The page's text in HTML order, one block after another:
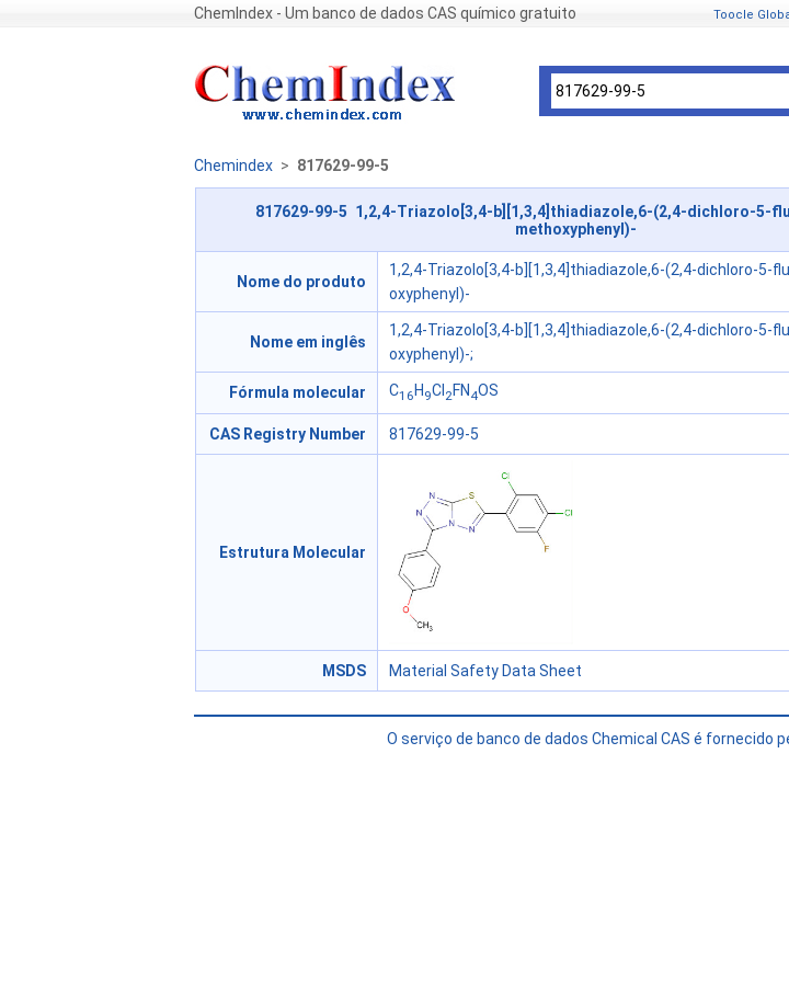
ChemIndex - Um banco de dados CAS químico gratuito Toocle
Chemindex > 817629-99-5
817629-99-5 1,2,4-Triazolo[3,4-b][1,3,4]thiadiazole,6-(2,4-dichloro-5-
methoxyphenyl)-
Nome do produto
1,2,4-Triazolo[3,4-b][1,3,4]thiadiazole,6-(2,4-dichloro-5-
oxyphenyl)-
Nome em inglês
1,2,4-Triazolo[3,4-b][1,3,4]thiadiazole,6-(2,4-dichloro-5-
oxyphenyl)-;
Fórmula molecular C16 H 9Cl 2FN 4OS
CAS Registry Number 817629-99-5
Estrutura Molecular
MSDS Material Safety Data Sheet
O serviço de banco de dados Chemical CAS é fornecido